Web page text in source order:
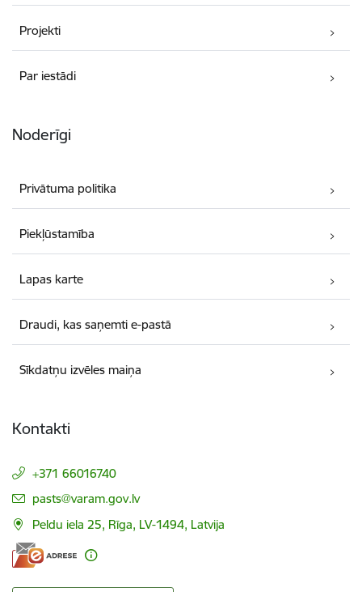
Projekti
Par iestādi
Noderīgi
Privātuma politika
Piekļūstamība
Lapas karte
Draudi, kas saņemti e-pastā
Sīkdatņu izvēles maiņa
Kontakti
+371 66016740
E-pasts:
pasts@varam.gov.lv
Peldu iela 25, Rīga, LV-1494, Latvija